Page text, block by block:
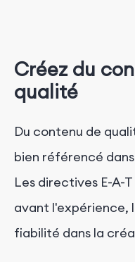
Créez du
qualité
Du contenu de
bien référencé
Les directives E-A-
avant l'expérience,
fiabilité dans la